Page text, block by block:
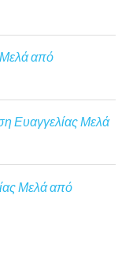
Μελά από
Ευαγγελίας Μελά
Μελά από